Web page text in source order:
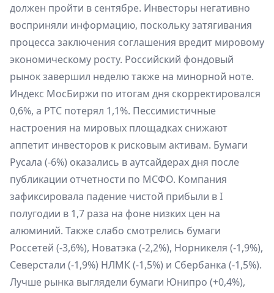
должен пройти в сентябре. Инвесторы негативно
восприняли информацию, поскольку затягивания
процесса заключения соглашения вредит мировому
экономическому росту. Российский фондовый
рынок завершил неделю также на минорной ноте.
Индекс МосБиржи по итогам дня скорректировался
0,6%, а РТС потерял 1,1%. Пессимистичные
настроения на мировых площадках снижают
аппетит инвесторов к рисковым активам. Бумаги
Русала (-6%) оказались в аутсайдерах дня после
публикации отчетности по МСФО. Компания
зафиксировала падение чистой прибыли в I
полугодии в 1,7 раза на фоне низких цен на
алюминий. Также слабо смотрелись бумаги
Россетей (-3,6%), Новатэка (-2,2%), Норникеля (-1,9%),
Северстали (-1,9%) НЛМК (-1,5%) и Сбербанка (-1,5%).
Лучше рынка выглядели бумаги Юнипро (+0,4%),